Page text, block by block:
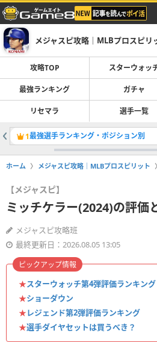
メジャスピ攻略｜MLBプロスピリ
攻略TOP スターウォッ
最強ランキング ガチャ
リセマラ 選手一覧
1最強選手ランキング・ポジション別
ホーム メジャスピ攻略｜MLBプロスピリット
【メジャスピ】
ミッチケラー(2024)の評価
メジャスピ攻略班
最終更新日：2026.08.05 13:05
★スターウォッチ第4弾評価ランキング
★ショーダウン
★レジェンド第2弾評価ランキング
★選手ダイヤセットは買うべき？
ピックアップ情報